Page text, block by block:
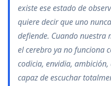
existe ese estado de
quiere decir que uno
defiende. Cuando nuestra
el cerebro ya no funciona
codicia, envidia, ambición,
capaz de escuchar